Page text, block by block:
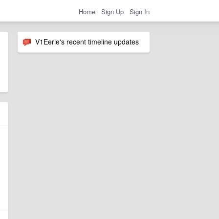
Home Sign Up Sign In
V1Eerie's recent timeline updates